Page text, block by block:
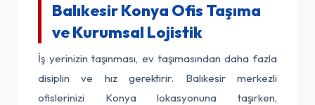
Balıkesir Konya Ofis Taşıma
ve Kurumsal Lojistik
İş yerinizin taşınması, ev taşımasından daha fazla
disiplin ve hız gerektirir. Balıkesir merkezli
ofislerinizi Konya lokasyonuna taşırken,